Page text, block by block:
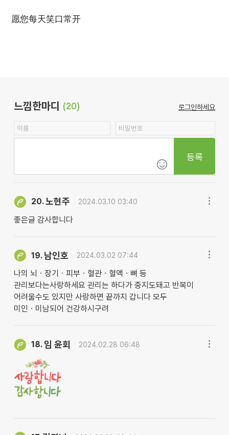
愿您每天笑口常开
느낌한마디 (20) 로그인하세요
등록
20.노현주 2024.03.10 03:40
좋은글 감사합니다
19. 남인호 2024.03.02 07:44
나의 뇌ㆍ장기ㆍ피부ㆍ혈관ㆍ혈액ㆍ뼈 등
관리보다는사랑하세요 관리는 하다가 중지도돼고 반복이
어려울수도 있지만 사랑하면 끝까지 갑니다 모두
미인ㆍ미남되어 건강하시구려
18. 임 윤회 2024.02.28 06:48